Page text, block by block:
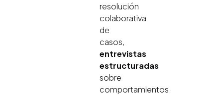
resolución
colaborativa
de
casos,
entrevistas
estructuradas
sobre
comportamientos